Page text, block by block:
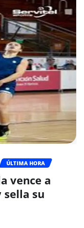
ÚLTIMA HORA
vence a
su